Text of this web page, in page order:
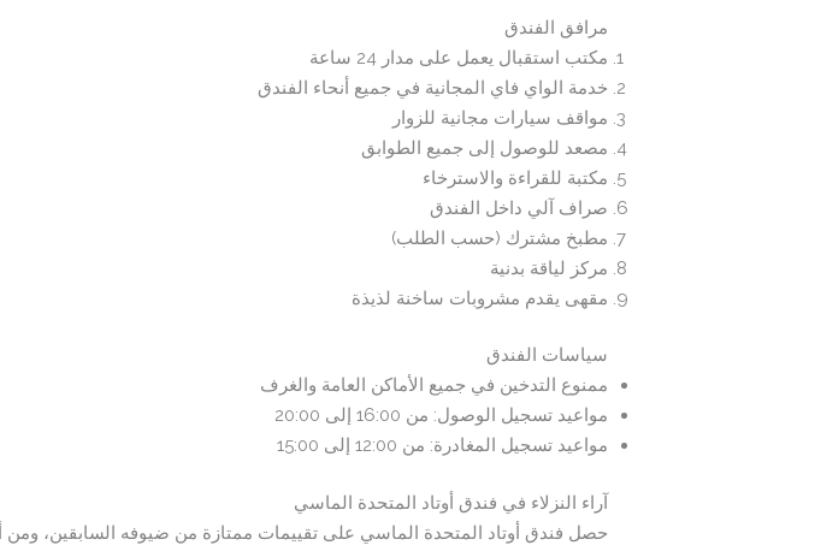
مرافق الفندق
مكتب استقبال يعمل على مدار 24 ساعة
خدمة الواي فاي المجانية في جميع أنحاء الفندق
مواقف سيارات مجانية للزوار
مصعد للوصول إلى جميع الطوابق
مكتبة للقراءة والاسترخاء
صراف آلي داخل الفندق
مطبخ مشترك (حسب الطلب)
مركز لياقة بدنية
مقهى يقدم مشروبات ساخنة لذيذة
سياسات الفندق
ممنوع التدخين في جميع الأماكن العامة والغرف
مواعيد تسجيل الوصول: من 16:00 إلى 20:00
مواعيد تسجيل المغادرة: من 12:00 إلى 15:00
آراء النزلاء في فندق أوتاد المتحدة الماسي
حصل فندق أوتاد المتحدة الماسي على تقييمات ممتازة من ضيوفه السابقين، ومن